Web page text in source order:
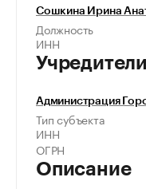
Сошкина Ирина
Должность
ИНН
Учредители
Администрация
Тип субъекта
ИНН
ОГРН
Описание